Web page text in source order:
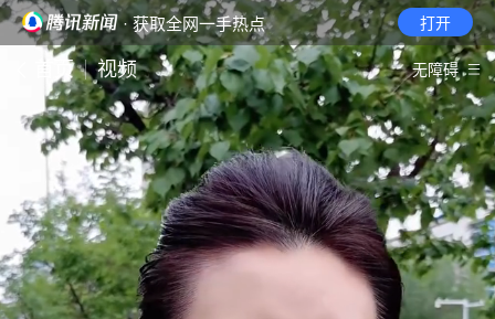
· 获取全网一手热点 打开
首页 视频 无障碍